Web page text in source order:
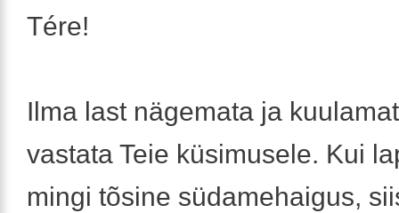
Tére!
Ilma last nägemata ja
vastata Teie küsimusele. Kui
mingi tõsine südamehaigus,